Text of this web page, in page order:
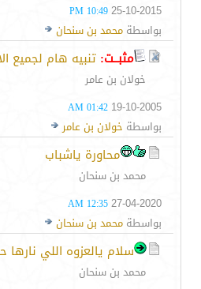
25-10-2015
10:49 PM
بواسطة محمد بن سنحان
مثبــت: تنبيه هام لجميع
خولان بن عامر
19-10-2005
01:42 AM
بواسطة خولان بن عامر
محاورة ياشباب
محمد بن سنحان
27-04-2020
12:35 AM
بواسطة محمد بن سنحان
سلام يالعزوه اللي نارها
محمد بن سنحان